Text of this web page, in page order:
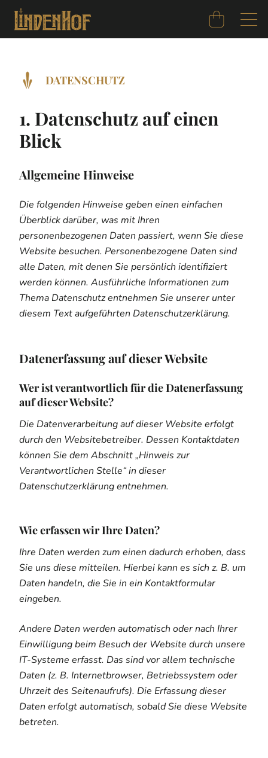
DATENSCHUTZ
1. Datenschutz auf einen
Blick
Allgemeine Hinweise
Die folgenden Hinweise geben einen einfachen
Überblick darüber, was mit Ihren
personenbezogenen Daten passiert, wenn Sie diese
Website besuchen. Personenbezogene Daten sind
alle Daten, mit denen Sie persönlich identifiziert
werden können. Ausführliche Informationen zum
Thema Datenschutz entnehmen Sie unserer unter
diesem Text aufgeführten Datenschutzerklärung.
Datenerfassung auf dieser Website
Wer ist verantwortlich für die Datenerfassung
auf dieser Website?
Die Datenverarbeitung auf dieser Website erfolgt
durch den Websitebetreiber. Dessen Kontaktdaten
können Sie dem Abschnitt „Hinweis zur
Verantwortlichen Stelle“ in dieser
Datenschutzerklärung entnehmen.
Wie erfassen wir Ihre Daten?
Ihre Daten werden zum einen dadurch erhoben, dass
Sie uns diese mitteilen. Hierbei kann es sich z. B. um
Daten handeln, die Sie in ein Kontaktformular
eingeben.
Andere Daten werden automatisch oder nach Ihrer
Einwilligung beim Besuch der Website durch unsere
IT-Systeme erfasst. Das sind vor allem technische
Daten (z. B. Internetbrowser, Betriebssystem oder
Uhrzeit des Seitenaufrufs). Die Erfassung dieser
Daten erfolgt automatisch, sobald Sie diese Website
betreten.